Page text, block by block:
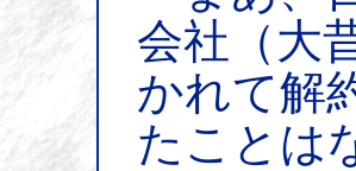
会社（大
かれて解
たことは